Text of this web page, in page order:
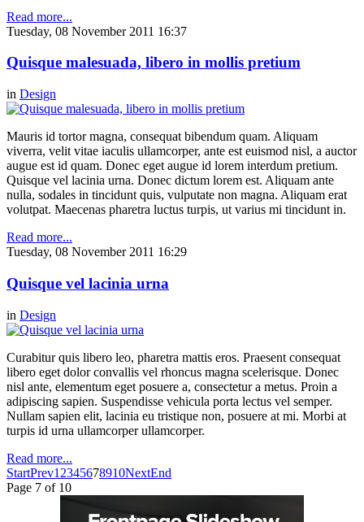
Read more...
Tuesday, 08 November 2011 16:37
Quisque malesuada, libero in mollis pretium
in Design
Mauris id tortor magna, consequat bibendum quam. Aliquam
viverra, velit vitae iaculis ullamcorper, ante est euismod nisl, a auctor
augue est id quam. Donec eget augue id lorem interdum pretium.
Quisque vel lacinia urna. Donec dictum lorem est. Aliquam ante
nulla, sodales in tincidunt quis, vulputate non magna. Aliquam erat
volutpat. Maecenas pharetra luctus turpis, ut varius mi tincidunt in.
Read more...
Tuesday, 08 November 2011 16:29
Quisque vel lacinia urna
in Design
Curabitur quis libero leo, pharetra mattis eros. Praesent consequat
libero eget dolor convallis vel rhoncus magna scelerisque. Donec
nisl ante, elementum eget posuere a, consectetur a metus. Proin a
adipiscing sapien. Suspendisse vehicula porta lectus vel semper.
Nullam sapien elit, lacinia eu tristique non, posuere at mi. Morbi at
turpis id urna ullamcorper ullamcorper.
Read more...
StartPrev1 2345678910NextEnd
Page 7 of 10